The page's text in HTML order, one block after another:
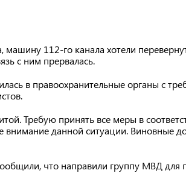
112-го канала хотели
с ним прервалась.
в правоохранительные органы с
Требую принять все меры в
внимание данной ситуации. Виновные
что направили группу МВД